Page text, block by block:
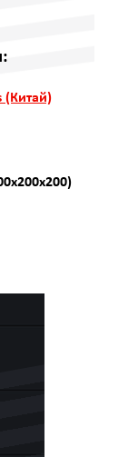
(Китай)